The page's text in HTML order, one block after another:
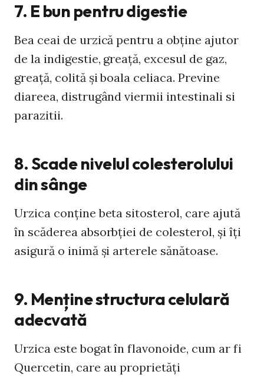
7. E bun pentru digestie
Bea ceai de urzică pentru a obține ajutor
de la indigestie, greață, excesul de gaz,
greață, colită și boala celiaca. Previne
diareea, distrugând viermii intestinali si
parazitii.
8. Scade nivelul colesterolului
din sânge
Urzica conține beta sitosterol, care ajută
în scăderea absorbţiei de colesterol, și îţi
asigură o inimă și arterele sănătoase.
9. Menține structura celulară
adecvată
Urzica este bogat în flavonoide, cum ar fi
Quercetin, care au proprietăți